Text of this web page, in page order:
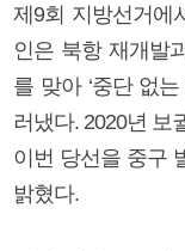
제9회 지방선거에
인은 북항 재개발
를 맞아 ‘중단 없
러냈다. 2020년 보
이번 당선을 중구
밝혔다.